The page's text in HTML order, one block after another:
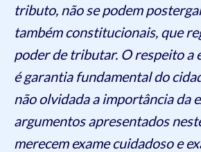
tributo, não se podem
também constitucionais, que
poder de tributar. O respeito a
é garantia fundamental do
não olvidada a importância da
argumentos apresentados
merecem exame cuidadoso e